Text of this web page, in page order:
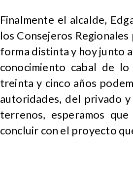
Finalmente el alcalde,
los Consejeros
forma distinta y hoy junto
conocimiento cabal de
treinta y cinco años
autoridades, del privado
terrenos, esperamos
concluir con el proyecto